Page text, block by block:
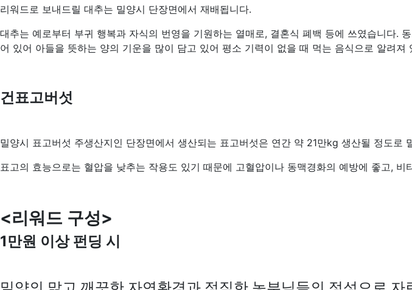
리워드로 보내드릴 대추는 밀양시 단장면에서 재배됩니다.
대추는 예로부터 부귀 행복과 자식의 번영을 기원하는 열매로, 결혼식 폐백 등에 쓰였습니다.
어 있어 아들을 뜻하는 양의 기운을 많이 담고 있어 평소 기력이 없을 때 먹는 음식으로 알려져
건표고버섯
밀양시 표고버섯 주생산지인 단장면에서 생산되는 표고버섯은 연간 약 21만kg 생산될 정도로
표고의 효능으로는 혈압을 낮추는 작용도 있기 때문에 고혈압이나 동맥경화의 예방에 좋고,
<리워드 구성>
1만원 이상 펀딩 시